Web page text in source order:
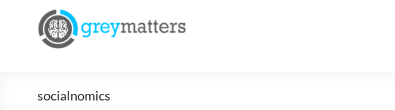
Grey
Matters
Inspiration.
socialnomics